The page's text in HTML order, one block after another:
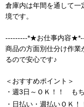
倉庫内は年間を通して
境です。
---------*★お仕事内容
商品の方面別仕分け作業
るので安心です♪
＜おすすめポイント＞
・週3日～ＯＫ！！
も
・日払い・週払いＯＫ